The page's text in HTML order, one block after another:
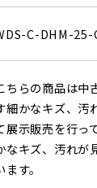
C-DHM-25-
ちらの商品は中
細かなキズ、汚
展示販売を行っ
なキズ、汚れが
ます。